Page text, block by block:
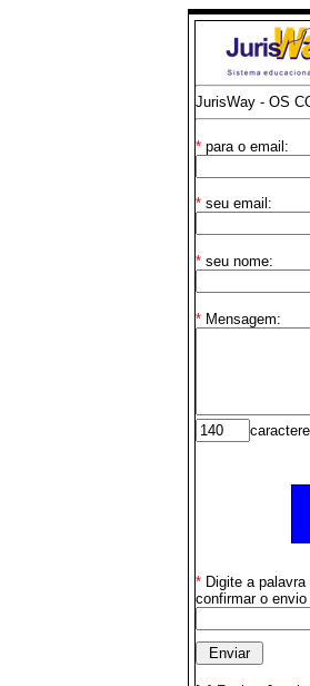
JurisWay - OS
*para o email:
*seu email:
*seu nome:
*Mensagem:
*Digite a palavra
confirmar o